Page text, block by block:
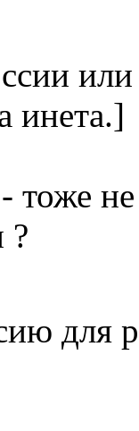
инета.]
не
?
для